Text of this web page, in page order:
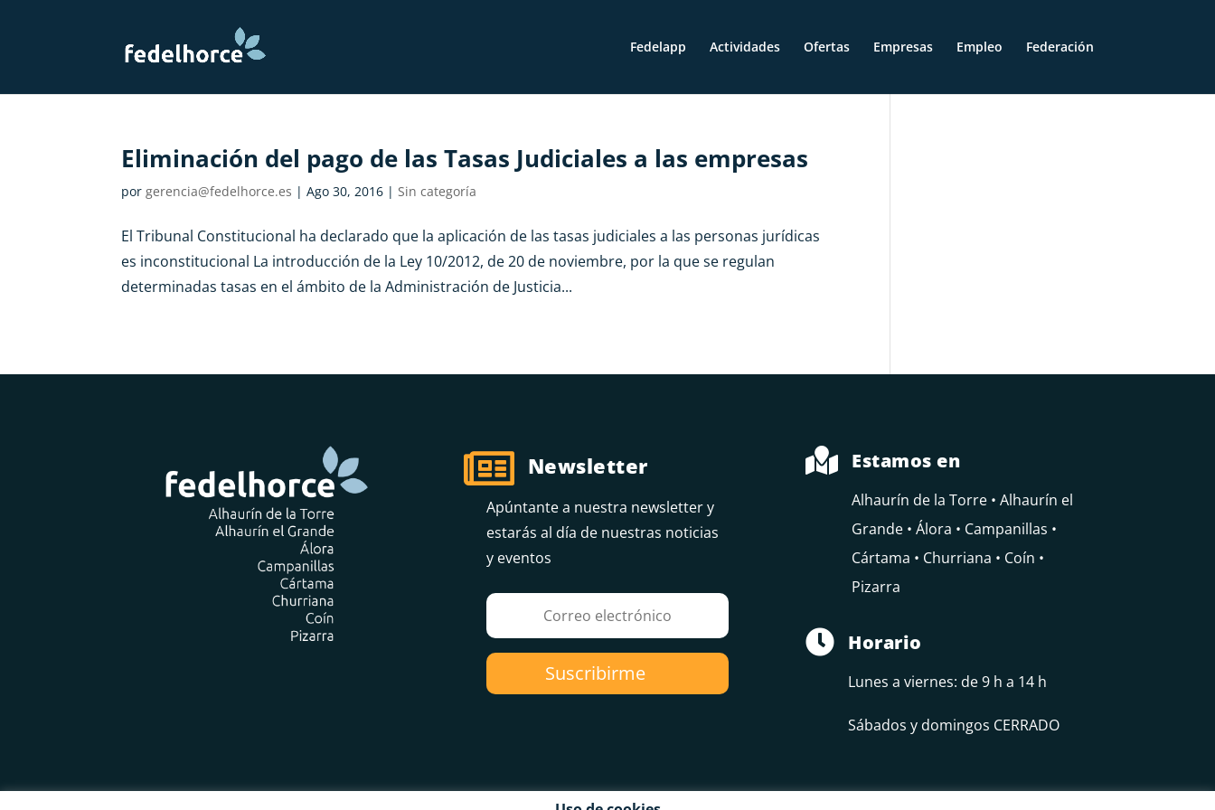
Fedelapp Actividades Ofertas Empresas Empleo Federación
Eliminación del pago de las Tasas Judiciales a las empresas
porgerencia@fedelhorce.es |Ago 30, 2016 |Sin categoría
El Tribunal Constitucional ha declarado que la aplicación de las tasas judiciales a las personas jurídicas
es inconstitucional La introducción de la Ley 10/2012, de 20 de noviembre, por la que se regulan
determinadas tasas en el ámbito de la Administración de Justicia...
 Newsletter
Apúntante a nuestra newsletter y
estarás al día de nuestras noticias
y eventos
Suscribirme
 Estamos en
Alhaurín de la Torre • Alhaurín el
Grande • Álora • Campanillas •
Cártama • Churriana • Coín •
Pizarra
 Horario
Lunes a viernes: de 9 h a 14 h
Sábados y domingos CERRADO